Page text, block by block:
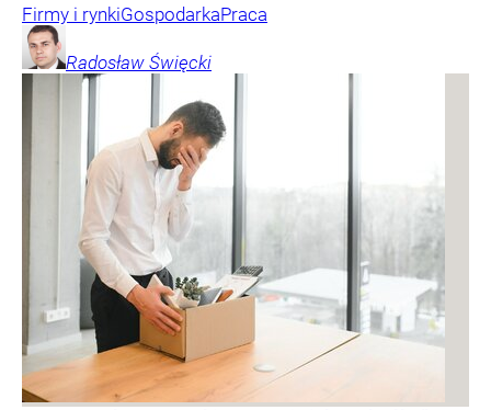
Firmy i rynkiGospodarkaPraca
Radosław Święcki